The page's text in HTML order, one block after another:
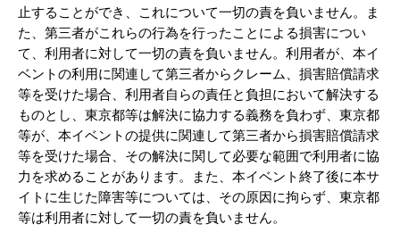
止することができ、これについて一切の責を負いません。ま
た、第三者がこれらの行為を行ったことによる損害につい
て、利用者に対して一切の責を負いません。利用者が、本イ
ベントの利用に関連して第三者からクレーム、損害賠償請求
等を受けた場合、利用者自らの責任と負担において解決する
ものとし、東京都等は解決に協力する義務を負わず、東京都
等が、本イベントの提供に関連して第三者から損害賠償請求
等を受けた場合、その解決に関して必要な範囲で利用者に協
力を求めることがあります。また、本イベント終了後に本サ
イトに生じた障害等については、その原因に拘らず、東京都
等は利用者に対して一切の責を負いません。